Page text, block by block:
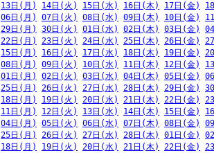
13日(月) 14日(火) 15日(水) 16日(木) 17日(金)
06日(月) 07日(火) 08日(水) 09日(木) 10日(金)
29日(月) 30日(火) 01日(水) 02日(木) 03日(金)
22日(月) 23日(火) 24日(水) 25日(木) 26日(金)
15日(月) 16日(火) 17日(水) 18日(木) 19日(金)
08日(月) 09日(火) 10日(水) 11日(木) 12日(金)
01日(月) 02日(火) 03日(水) 04日(木) 05日(金)
25日(月) 26日(火) 27日(水) 28日(木) 29日(金)
18日(月) 19日(火) 20日(水) 21日(木) 22日(金)
11日(月) 12日(火) 13日(水) 14日(木) 15日(金)
04日(月) 05日(火) 06日(水) 07日(木) 08日(金)
25日(月) 26日(火) 27日(水) 28日(木) 01日(金)
18日(月) 19日(火) 20日(水) 21日(木) 22日(金)